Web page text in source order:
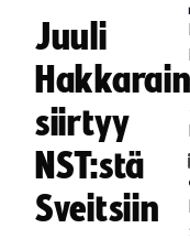
Juuli
siirtyy
NST:stä
Sveitsiin